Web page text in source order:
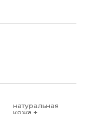
натуральная